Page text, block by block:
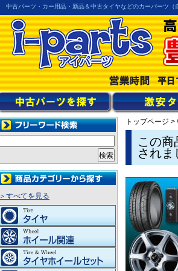
中古パーツ・カー用品・新品＆中古タイヤなどのカーパーツ
トップページ >
この商
されま
＞すべてを見る